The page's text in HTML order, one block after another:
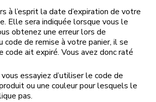
à l’esprit la date d’expiration de votre
Elle sera indiquée lorsque vous le
obtenez une erreur lors de
code de remise à votre panier, il se
code ait expiré. Vous avez donc raté
essayiez d’utiliser le code de
ou une couleur pour lesquels le
pas.